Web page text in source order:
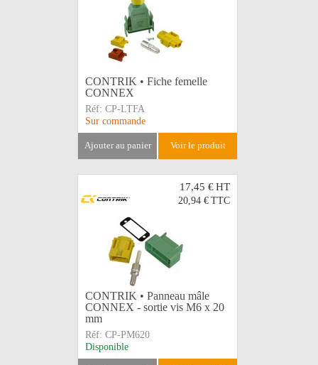
CONTRIK • Fiche femelle
CONNEX
Réf: CP-LTFA
Sur commande
ajouter au panier voir le produit
17,45 €HT
20,94 € TTC
CONTRIK • Panneau mâle
CONNEX - sortie vis M6 x 20
mm
Réf: CP-PM620
Disponible